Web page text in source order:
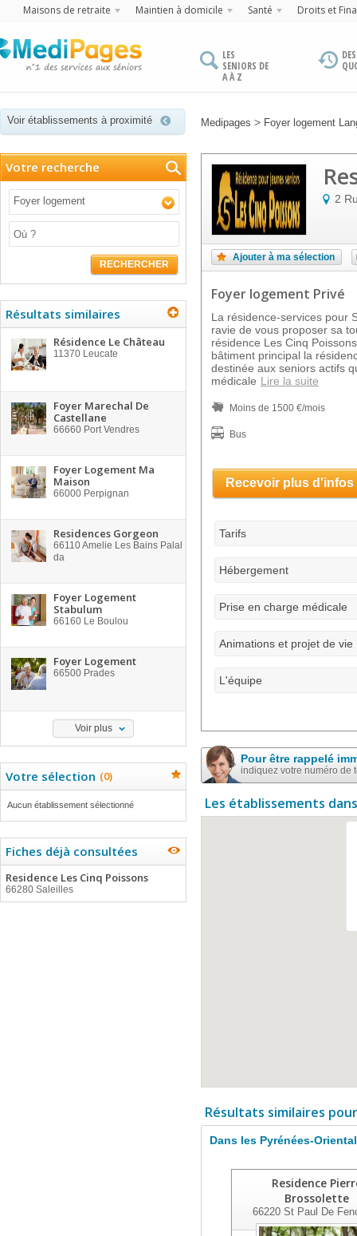
Maisons de retraite Maintien à domicile Santé Droits et
LES
SENIORS DE
A À Z
Voir établissements à proximité Medipages > Foyer logement
Votre recherche
Foyer logement
RECHERCHER
Résultats similaires
Résidence Le Château
11370 Leucate
Foyer Marechal De
Castellane
66660 Port Vendres
Foyer Logement Ma
Maison
66000 Perpignan
Residences Gorgeon
66110Amelie Les Bains Palal
da
Foyer Logement
Stabulum
66160 Le Boulou
Foyer Logement
66500 Prades
Voir plus
Votre sélection (0)
Aucun établissement sélectionné
Fiches déjà consultées
Residence Les Cinq Poissons
66280 Saleilles
2
Ajouter à ma sélection
Foyer logement Privé
La résidence-services pour
ravie de vous proposer sa
résidence Les Cinq
bâtiment principal la
destinée aux seniors actifs
médicale Lire la suite
Moins de 1500 €/mois
Bus
Recevoir plus d'infos
Tarifs
Hébergement
Prise en charge médicale
Animations et projet de vie
L'équipe
Pour être rappelé
indiquez votre numéro de
Les établissements
Résultats similaires
Dans les Pyrénées-
Residence
Brossolette
66220St Paul De